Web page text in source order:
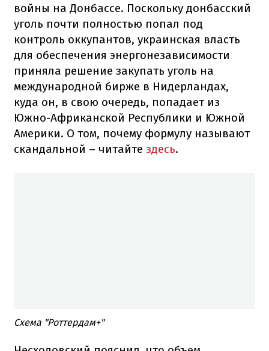
войны на Донбассе. Поскольку донбасский
уголь почти полностью попал под
контроль оккупантов, украинская власть
для обеспечения энергонезависимости
приняла решение закупать уголь на
международной бирже в Нидерландах,
куда он, в свою очередь, попадает из
Южно-Африканской Республики и Южной
Америки. О том, почему формулу называют
скандальной – читайте здесь.
Схема "Роттердам+"